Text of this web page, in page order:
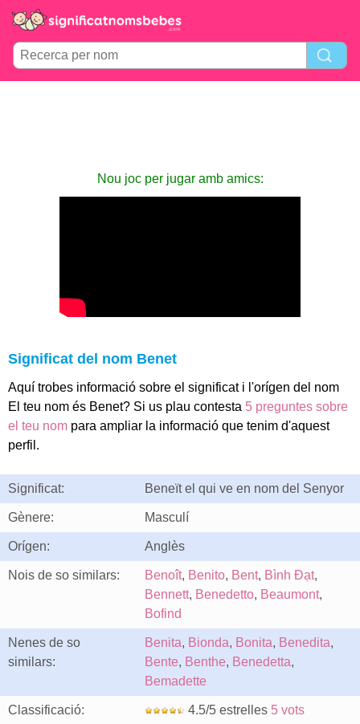
Nou joc per jugar amb amics:
Significat del nom Benet
Aquí trobes informació sobre el significat i l'orígen del nom
El teu nom és Benet? Si us plau contesta 5 preguntes sobre
el teu nom para ampliar la informació que tenim d'aquest
perfil.
Significat: Beneït el qui ve en nom del Senyor
Gènere: Masculí
Orígen: Anglès
Nois de so similars: Benoît, Benito, Bent, Bình Ðạt,
Bennett, Benedetto, Beaumont,
Bofind
Nenes de so
similars:
Benita, Bionda, Bonita, Benedita,
Bente, Benthe, Benedetta,
Bemadette
Classificació: 4.5/5 estrelles 5 vots